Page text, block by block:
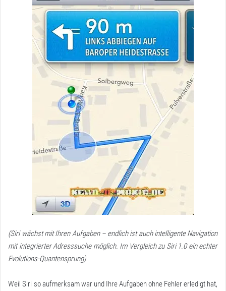
(Siri wächst mit Ihren Aufgaben – endlich ist auch intelligente Navigation
mit integrierter Adresssuche möglich. Im Vergleich zu Siri 1.0 ein echter
Evolutions-Quantensprung)
Weil Siri so aufmerksam war und Ihre Aufgaben ohne Fehler erledigt hat,